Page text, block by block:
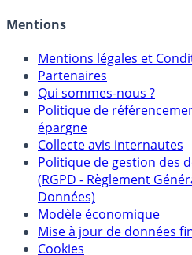
Mentions
Mentions légales et
Partenaires
Qui sommes-nous ?
Politique de
épargne
Collecte avis internautes
Politique de gestion des
(RGPD - Règlement
Données)
Modèle économique
Mise à jour de données
Cookies